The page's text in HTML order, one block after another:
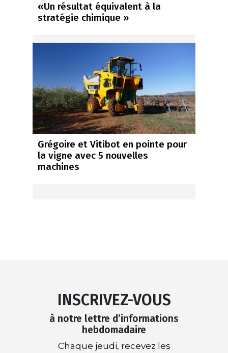
«Un résultat équivalent à la
stratégie chimique »
Grégoire et Vitibot en pointe pour
la vigne avec 5 nouvelles
machines
INSCRIVEZ-VOUS
à notre lettre d’informations
hebdomadaire
Chaque jeudi, recevez les